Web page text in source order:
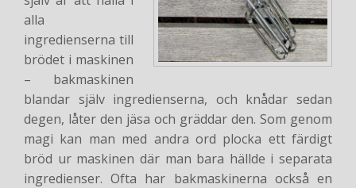
alla
ingredienserna till
brödet i maskinen
– bakmaskinen
blandar själv ingredienserna, och knådar sedan
degen, låter den jäsa och gräddar den. Som genom
magi kan man med andra ord plocka ett färdigt
bröd ur maskinen där man bara hällde i separata
ingredienser. Ofta har bakmaskinerna också en